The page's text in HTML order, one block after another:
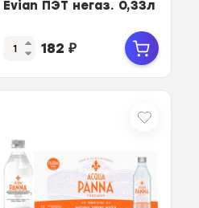
Evian ПЭТ негаз. 0,33л
182₽